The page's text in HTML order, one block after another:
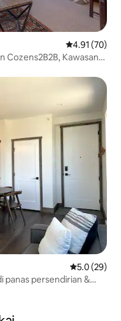
Penarafan
4.91 (70)
Cozens2B2B, Kawasan
Penarafan
5.0 (29)
panas persendirian &